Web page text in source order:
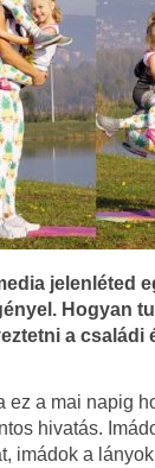
jelenléted
Hogyan
a családi
ez a mai napig
hivatás.
imádok a